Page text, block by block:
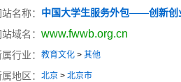
站名称： 中国大学生服务外包——创新创
站域名： www.fwwb.org.cn
行业： 教育文化 > 其他
地区： 北京 > 北京市